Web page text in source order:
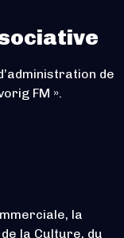
de
FM ».
la
la Culture, du